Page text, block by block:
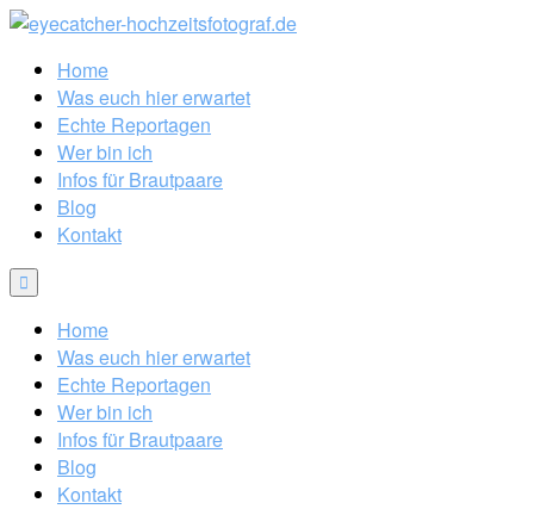
Home
Was euch hier erwartet
Echte Reportagen
Wer bin ich
Infos für Brautpaare
Blog
Kontakt
Home
Was euch hier erwartet
Echte Reportagen
Wer bin ich
Infos für Brautpaare
Blog
Kontakt